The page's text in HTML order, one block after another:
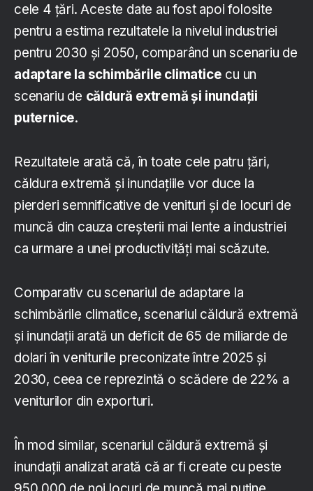
cele 4 țări. Aceste date au fost apoi folosite
pentru a estima rezultatele la nivelul industriei
pentru 2030 și 2050, comparând un scenariu de
adaptare la schimbările climatice cu un
scenariu de căldură extremă și inundații
puternice.
Rezultatele arată că, în toate cele patru țări,
căldura extremă și inundațiile vor duce la
pierderi semnificative de venituri și de locuri de
muncă din cauza creșterii mai lente a industriei
ca urmare a unei productivități mai scăzute.
Comparativ cu scenariul de adaptare la
schimbările climatice, scenariul căldură extremă
și inundații arată un deficit de 65 de miliarde de
dolari în veniturile preconizate între 2025 și
2030, ceea ce reprezintă o scădere de 22% a
veniturilor din exporturi.
În mod similar, scenariul căldură extremă și
inundații analizat arată că ar fi create cu peste